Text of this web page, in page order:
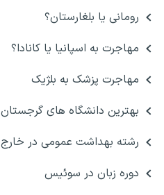
رومانی یا بلغارستان؟
مهاجرت به اسپانیا یا کانادا؟
مهاجرت پزشک به بلژیک
بهترین دانشگاه های گرجستان
رشته بهداشت عمومی در خارج
دوره زبان در سوئیس